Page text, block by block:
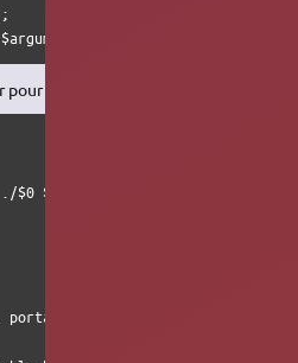
xterm :
${1+"$@"}'
portableTools for Linux